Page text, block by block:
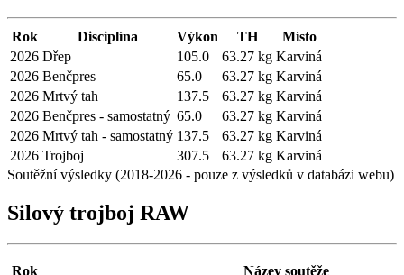
Rok Disciplína Výkon TH
Místo
2026 Dřep 105.0 63.27 kg Karviná
2026 Benčpres 65.0 63.27 kg Karviná
2026 Mrtvý tah 137.5 63.27 kg Karviná
2026 Benčpres - samostatný 65.0 63.27 kg Karviná
2026 Mrtvý tah - samostatný 137.5 63.27 kg Karviná
2026 Trojboj 307.5 63.27 kg Karviná
Soutěžní výsledky (2018-2026 - pouze z výsledků v databázi webu)
Silový trojboj RAW
Rok Název soutěže